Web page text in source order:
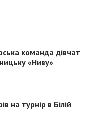
команда дівчат
«Ниву»
на турнір в Білій